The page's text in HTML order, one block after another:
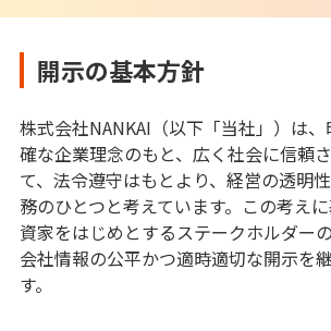
開示の基本方針
株式会社NANKAI（以下「当社」）は
確な企業理念のもと、広く社会に信頼
て、法令遵守はもとより、経営の透明
務のひとつと考えています。この考え
資家をはじめとするステークホルダー
会社情報の公平かつ適時適切な開示を
す。